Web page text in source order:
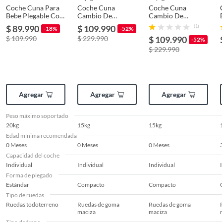
Peso máximo
soportado
20kg
Dimensiones del
107x53x85cm
Tipo de freno
Barra de protección
Freno de mano No
Coche Cuna Para
Bebe Plegable Con
Accesorios Dorado
Premium
$ 89.990 -18%
$ 109.990
Agregar
Coche Cuna
Cambio De
Manillar 511 Kaki
$ 109.990 -52%
$ 229.990
Agregar
Coche Cuna
Cambio De
Manillar 511 Black
(1)
$ 109.990 -52%
$ 229.990
Agregar
Peso máximo soportado
20kg
15kg 15kg
Edad mínima recomendada
0 Meses
0 Meses 0 Meses
Capacidad del coche
Individual
Individual Individual
Forma de plegado
Estándar
Compacto Compacto
Tipo de ruedas
Ruedas todoterreno
Ruedas de goma
maciza
Ruedas de goma
maciza